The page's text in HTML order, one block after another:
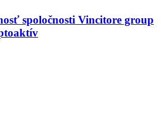
spoločnosti Vincitore group